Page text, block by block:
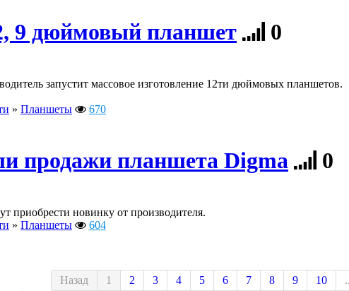
9 дюймовый планшет 0
запустит массовое изготовление 12ти дюймовых планшетов.
» Планшеты
670
продажи планшета Digma 0
приобрести новинку от производителя.
» Планшеты 604
Назад 1 2 3 4 5 6 7 8 9 10